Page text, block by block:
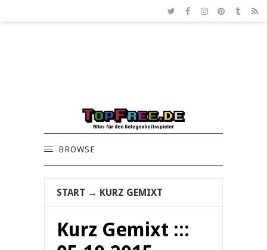
BROWSE
START → KURZ GEMIXT
Kurz Gemixt :::